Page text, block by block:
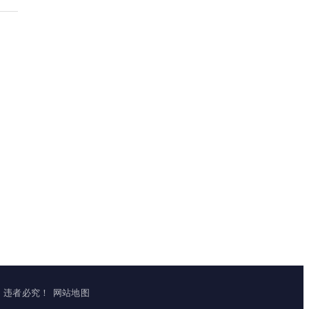
者必究！ 网站地图